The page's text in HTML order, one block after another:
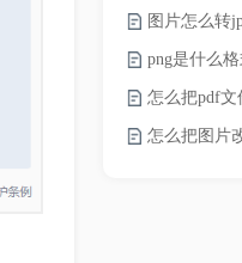
图片怎么转
怎么把图片